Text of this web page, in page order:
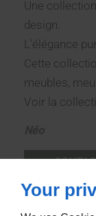
Une
design.
L'élégance
Cette
meubles,
Voir la
Your